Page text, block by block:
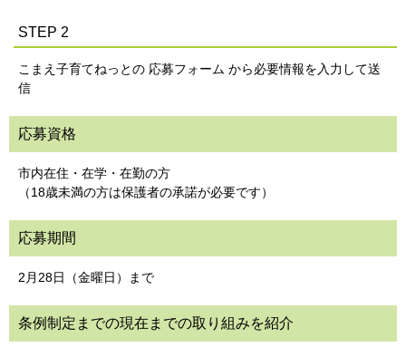
STEP 2
こまえ子育てねっとの 応募フォーム から必要情報を入力して送
信
応募資格
市内在住・在学・在勤の方
（18歳未満の方は保護者の承諾が必要です）
応募期間
2月28日（金曜日）まで
条例制定までの現在までの取り組みを紹介